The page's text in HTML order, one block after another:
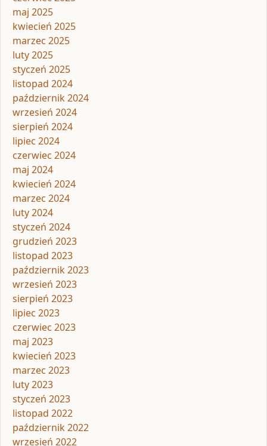
maj 2025
kwiecień 2025
marzec 2025
luty 2025
styczeń 2025
listopad 2024
październik 2024
wrzesień 2024
sierpień 2024
lipiec 2024
czerwiec 2024
maj 2024
kwiecień 2024
marzec 2024
luty 2024
styczeń 2024
grudzień 2023
listopad 2023
październik 2023
wrzesień 2023
sierpień 2023
lipiec 2023
czerwiec 2023
maj 2023
kwiecień 2023
marzec 2023
luty 2023
styczeń 2023
listopad 2022
październik 2022
wrzesień 2022